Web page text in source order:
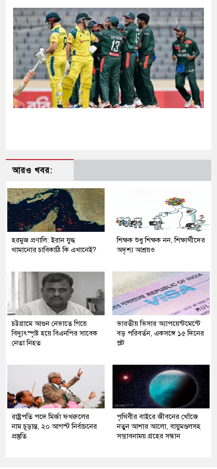
আরও খবর:
হরমুজ প্রণালি: ইরান যুদ্ধ
থামানোর চাবিকাঠি কি এখানেই?
শিক্ষক শুধু শিক্ষক নন, শিক্ষার্থীদের
অদৃশ্য আশ্রয়ও
চট্টগ্রামে আগুন নেভাতে গিয়ে
বিদ্যুৎস্পৃষ্ট হয়ে বিএনপির সাবেক
নেতা নিহত
ভারতীয় ভিসার অ্যাপয়েন্টমেন্টে
বড় পরিবর্তন, একসঙ্গে ১৫ দিনের
স্লট
রাষ্ট্রপতি পদে মির্জা ফখরুলের
নাম চূড়ান্ত, ২০ আগস্ট নির্বাচনের
প্রস্তুতি
পৃথিবীর বাইরে জীবনের খোঁজে
নতুন আশার আলো, বায়ুমণ্ডলসহ
সম্ভাবনাময় গ্রহের সন্ধান